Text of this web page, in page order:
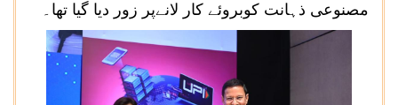
مصنوعی ذہانت کوبروئے کار لانےپر زور دیا گیا تھا۔